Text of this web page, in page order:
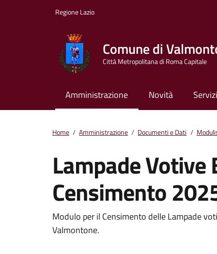
Regione Lazio
Comune di
Città Metropolitana di Roma Capitale
Amministrazione Novità Servizi
Home / Amministrazione / Documenti e Dati /
Lampade
Censimento
Dettagli del
Modulo per il Censimento delle Lampade
Valmontone.